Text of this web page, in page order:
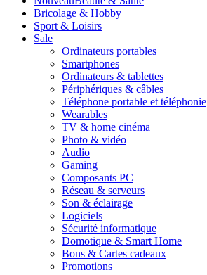
Bricolage & Hobby
Sport & Loisirs
Sale
Ordinateurs portables
Smartphones
Ordinateurs & tablettes
Périphériques & câbles
Téléphone portable et téléphonie
Wearables
TV & home cinéma
Photo & vidéo
Audio
Gaming
Composants PC
Réseau & serveurs
Son & éclairage
Logiciels
Sécurité informatique
Domotique & Smart Home
Bons & Cartes cadeaux
Promotions